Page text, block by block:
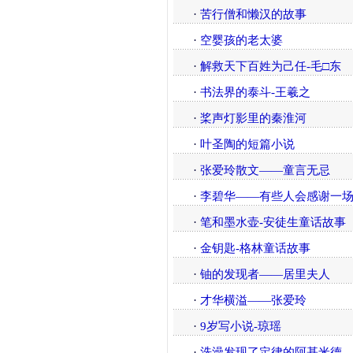
· 苦行僧和懒汉的故事
· 空婴孩的老太婆
· 解救天下百姓为己任-毛□东
· 书法界的泰斗-王羲之
· 桨声灯影里的秦淮河
· 叶圣陶的短篇小说
· 张爱玲散文——童言无忌
· 李碧华——有些人会感谢一
· 笔和墨水壶-安徒生童话故事
· 金钥匙-格林童话故事
· 铀的发现者——居里夫人
· 才华横溢——张爱玲
· 9岁写小说-琼瑶